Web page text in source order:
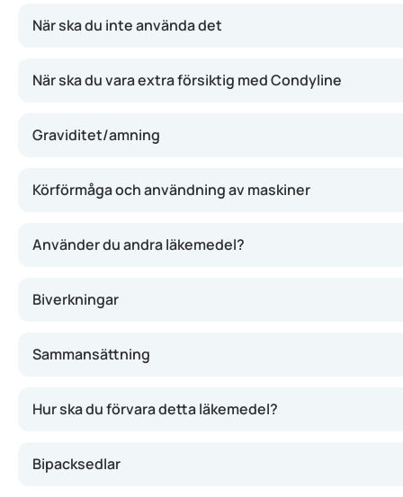
När ska du inte använda det
När ska du vara extra försiktig med Condyline
Graviditet/amning
Körförmåga och användning av maskiner
Använder du andra läkemedel?
Biverkningar
Sammansättning
Hur ska du förvara detta läkemedel?
Bipacksedlar